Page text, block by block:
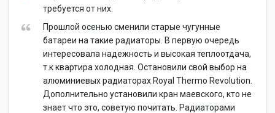
требуется от них.
Прошлой осенью сменили старые чугунные
батареи на такие радиаторы. В первую очередь
интересовала надежность и высокая теплоотдача,
т.к квартира холодная. Остановили свой выбор на
алюминиевых радиаторах Royal Thermo Revolution.
Дополнительно установили кран маевского, кто не
знает что это, советую почитать. Радиаторами